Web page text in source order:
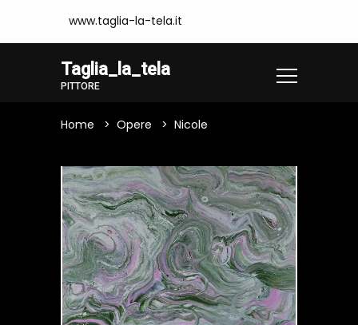
www.taglia-la-tela.it
Taglia_la_tela
PITTORE
Home Opere Nicole